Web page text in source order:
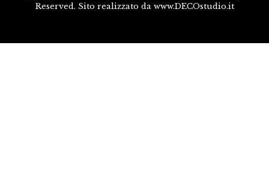
Reserved. Sito realizzato da www.DECOstudio.it